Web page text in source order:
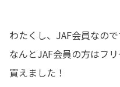
わたくし、JAF会員なので
なんとJAF会員の方はフ
買えました！